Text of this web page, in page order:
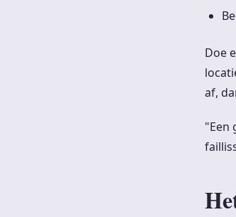
Doe
af,
"Een